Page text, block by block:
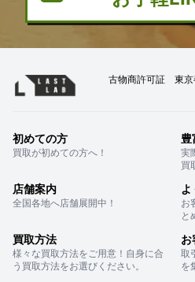
古物商許可証 東
初めての方
買取が初めての方へ！
豊
実
買
店舗案内
全国各地へ店舗展開中！
お
と
買取方法
様々な買取方法をご用意！自身に合
う買取方法をお選びください。
お
取
を